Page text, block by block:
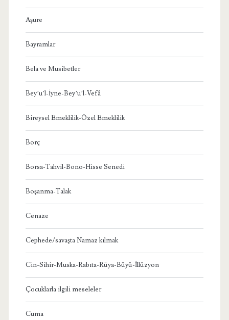
Aşure
Bayramlar
Bela ve Musibetler
Bey’u’l-İyne-Bey’u’l-Vefâ
Bireysel Emeklilik-Özel Emeklilik
Borç
Borsa-Tahvil-Bono-Hisse Senedi
Boşanma-Talak
Cenaze
Cephede/savaşta Namaz kılmak
Cin-Sihir-Muska-Rabıta-Rüya-Büyü-İllüzyon
Çocuklarla ilgili meseleler
Cuma